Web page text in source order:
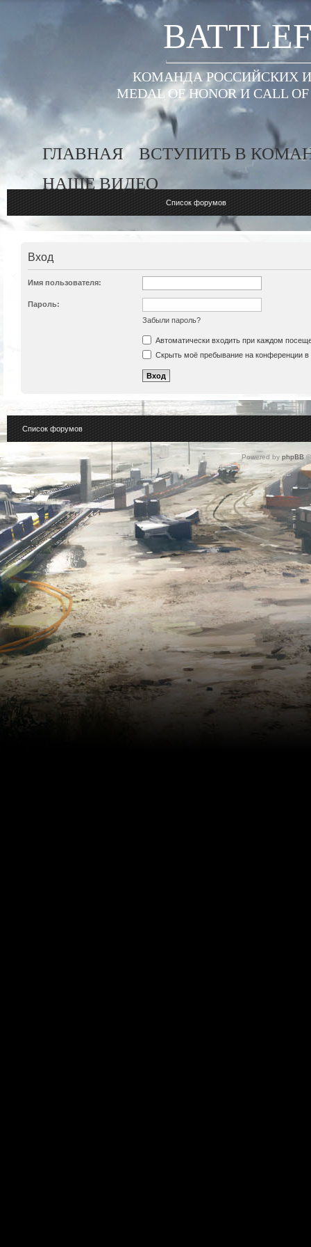
КОМАНДА РОССИЙСКИХ
MEDAL OF HONOR И
ГЛАВНАЯ
ВСТУПИТЬ В
НАШЕ ВИДЕО
Список форумов
Вход
Имя пользователя:
Пароль:
Забыли пароль?
Автоматически входить при каждом
Скрыть моё пребывание на конференции в
Список форумов
Powered by phpBB©